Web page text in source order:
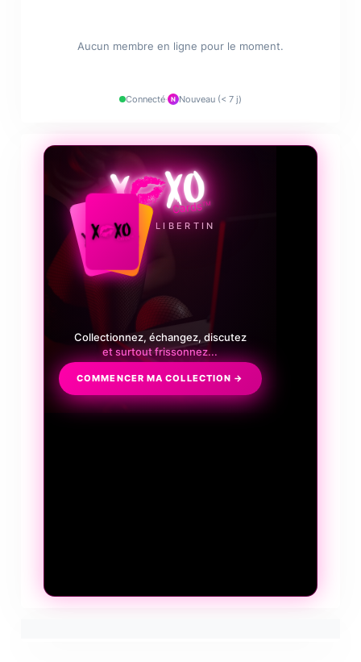
Aucun membre en ligne pour le moment.
Connecté· N Nouveau (< 7 j)
LE JEU LIBERTIN
Complétez des séries ou des puzzles,
gagnez des cadeaux exclusifs.
COMMENCER MA COLLECTION →